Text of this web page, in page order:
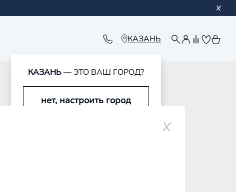
КАЗАНЬ
КАЗАНЬ— ЭТО ВАШ ГОРОД?
нет, настроить город